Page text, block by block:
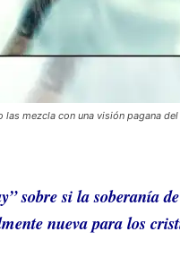
mezcla con una visión pagana
sobre si la soberanía
nueva para los